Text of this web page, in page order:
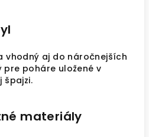
vhodný aj do náročnejších
pre poháre uložené v
špajzi.
materiály